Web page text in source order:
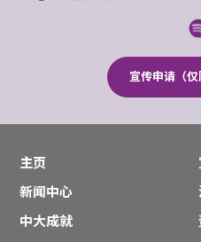
宣传申请（仅
主页
新闻中心
中大成就